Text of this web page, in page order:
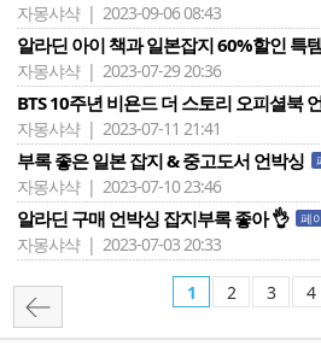
자몽샤샥 | 2023-09-06 08:43
알라딘 아이 책과 일본잡지 60%할인 특
자몽샤샥 | 2023-07-29 20:36
BTS 10주년 비욘드 더 스토리 오피셜북
자몽샤샥 | 2023-07-11 21:41
부록 좋은 일본 잡지 & 중고도서 언박싱
자몽샤샥 | 2023-07-10 23:46
알라딘 구매 언박싱 잡지부록 좋아 👌 페
자몽샤샥 | 2023-07-03 20:33
1 2 3 4